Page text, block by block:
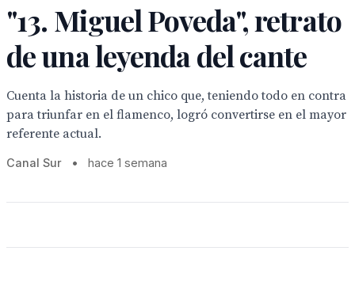
"13. Miguel Poveda", retrato
de una leyenda del cante
Cuenta la historia de un chico que, teniendo todo en contra
para triunfar en el flamenco, logró convertirse en el mayor
referente actual.
Canal Sur • hace 1 semana